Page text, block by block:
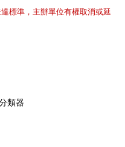
標準，主辦單位有權取消或延
類器